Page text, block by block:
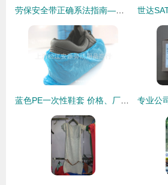
劳保安全带正确系法指南——宁夏宏瑞丰为您详解银川劳防用品中的安全之道
蓝色PE一次性鞋套 价格、厂家、图片与防护鞋全面解析，上海松江安源劳防用品商行的信赖之选